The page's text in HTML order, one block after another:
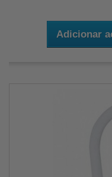
Adicionar